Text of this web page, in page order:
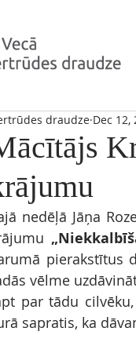
draudze Dec 12,
nedēļā Jāņa
pierakstītus
vēlme
par tādu
sapratis, ka